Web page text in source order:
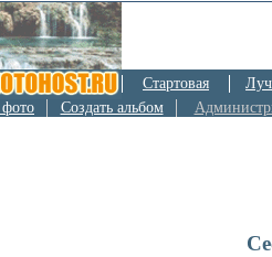
Стартовая
Создать альбом